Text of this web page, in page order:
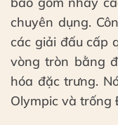
chuyên dụng.
các giải đấu cấp
vòng tròn bằng
hóa đặc trưng.
Olympic và trống